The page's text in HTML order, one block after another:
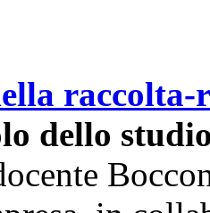
dello